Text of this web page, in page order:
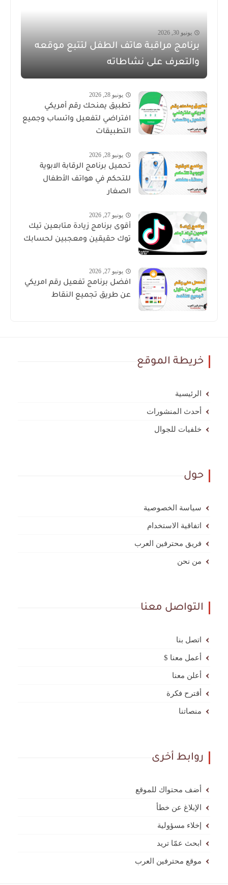
يونيو 30, 2026
برنامج مراقبة هاتف الطفل لتتبع موقعه
والتعرف على نشاطاته
يونيو 28, 2026
تطبيق يمنحك رقم أمريكي
افتراضي لتفعيل واتساب وجميع
التطبيقات
يونيو 28, 2026
تحميل برنامج الرقابة الابوية
للتحكم في هواتف الأطفال
الصغار
يونيو 27, 2026
أقوى برنامج زيادة متابعين تيك
توك حقيقين ومعجبين لحسابك
يونيو 27, 2026
افضل برنامج تفعيل رقم امريكي
عن طريق تجميع النقاط
خريطة الموقع
الرئيسية
أحدث المنشورات
خلفيات للجوال
حول
سياسة الخصوصية
اتفاقية الاستخدام
فريق محترفين العرب
من نحن
التواصل معنا
اتصل بنا
أعمل معنا $
أعلن معنا
أقترح فكرة
منصاتنا
روابط أخرى
أضف محتواك للموقع
الإبلاغ عن خطأ
إخلاء مسؤولية
ابحث عمّا تريد
موقع محترفين العرب